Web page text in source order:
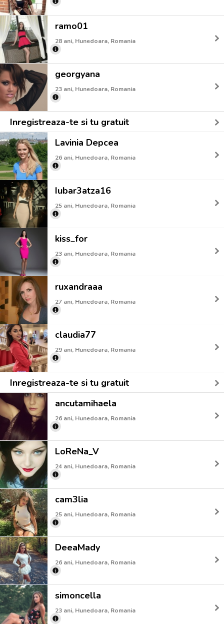
ramo01
28 ani, Hunedoara, Romania
georgyana
23 ani, Hunedoara, Romania
Inregistreaza-te si tu gratuit
Lavinia Depcea
26 ani, Hunedoara, Romania
Iubar3atza16
25 ani, Hunedoara, Romania
kiss_for
23 ani, Hunedoara, Romania
ruxandraaa
27 ani, Hunedoara, Romania
claudia77
29 ani, Hunedoara, Romania
Inregistreaza-te si tu gratuit
ancutamihaela
26 ani, Hunedoara, Romania
LoReNa_V
24 ani, Hunedoara, Romania
cam3lia
25 ani, Hunedoara, Romania
DeeaMady
26 ani, Hunedoara, Romania
simoncella
23 ani, Hunedoara, Romania